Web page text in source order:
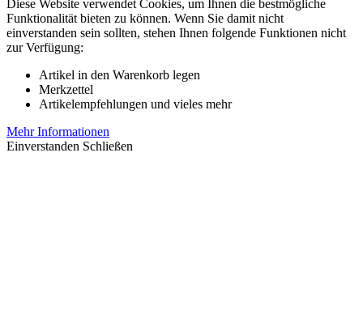
Diese Website verwendet Cookies, um Ihnen die bestmögliche
Funktionalität bieten zu können. Wenn Sie damit nicht
einverstanden sein sollten, stehen Ihnen folgende Funktionen nicht
zur Verfügung:
Artikel in den Warenkorb legen
Merkzettel
Artikelempfehlungen und vieles mehr
Mehr Informationen
Einverstanden Schließen